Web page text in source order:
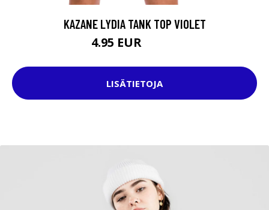
KAZANE LYDIA TANK TOP VIOLET
4.95 EUR
LISÄTIETOJA